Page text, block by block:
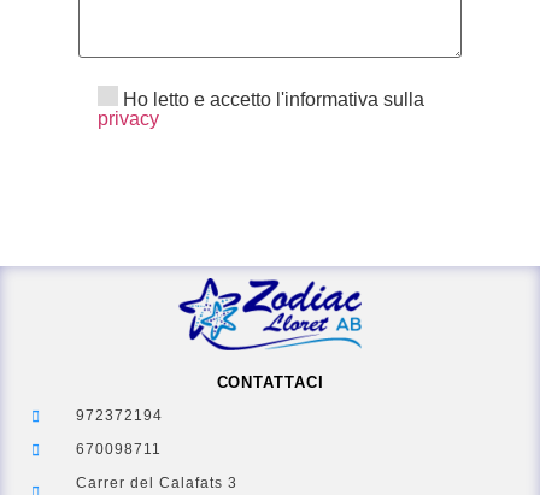
Ho letto e accetto l'informativa sulla
privacy
CONTATTACI
972372194
670098711
Carrer del Calafats 3